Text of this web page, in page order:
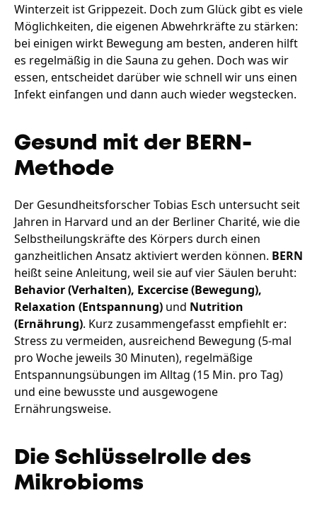
Winterzeit ist Grippezeit. Doch zum Glück gibt es viele
Möglichkeiten, die eigenen Abwehrkräfte zu stärken:
bei einigen wirkt Bewegung am besten, anderen hilft
es regelmäßig in die Sauna zu gehen. Doch was wir
essen, entscheidet darüber wie schnell wir uns einen
Infekt einfangen und dann auch wieder wegstecken.
Gesund mit der BERN-
Methode
Der Gesundheitsforscher Tobias Esch untersucht seit
Jahren in Harvard und an der Berliner Charité, wie die
Selbstheilungskräfte des Körpers durch einen
ganzheitlichen Ansatz aktiviert werden können. BERN
heißt seine Anleitung, weil sie auf vier Säulen beruht:
Behavior (Verhalten), Excercise (Bewegung),
Relaxation (Entspannung) und Nutrition
(Ernährung). Kurz zusammengefasst empfiehlt er:
Stress zu vermeiden, ausreichend Bewegung (5-mal
pro Woche jeweils 30 Minuten), regelmäßige
Entspannungsübungen im Alltag (15 Min. pro Tag)
und eine bewusste und ausgewogene
Ernährungsweise.
Die Schlüsselrolle des
Mikrobioms